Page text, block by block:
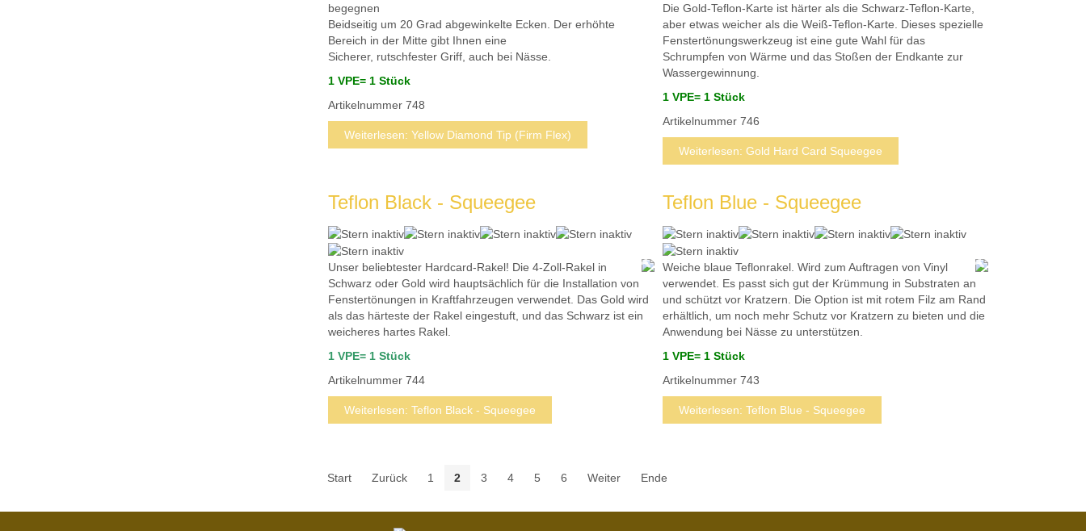
begegnen
Beidseitig um 20 Grad abgewinkelte Ecken.
Der erhöhte
Bereich in der Mitte gibt Ihnen eine
Sicherer, rutschfester Griff, auch bei Nässe.
1 VPE= 1 Stück
Artikelnummer 748
Weiterlesen: Yellow Diamond Tip (Firm Flex)
Die Gold-Teflon-Karte ist härter als die Schwarz-Teflon-Karte,
aber etwas weicher als die Weiß-Teflon-Karte.
Dieses spezielle
Fenstertönungswerkzeug ist eine gute Wahl für das
Schrumpfen von Wärme und das Stoßen der Endkante zur
Wassergewinnung.
1 VPE= 1 Stück
Artikelnummer 746
Weiterlesen: Gold Hard Card Squeegee
Teflon Black - Squeegee
Unser beliebtester Hardcard-Rakel! Die 4-Zoll-Rakel in
Schwarz oder Gold wird hauptsächlich für die Installation von
Fenstertönungen in Kraftfahrzeugen verwendet. Das Gold wird
als das härteste der Rakel eingestuft, und das Schwarz ist ein
weicheres hartes Rakel.
1 VPE= 1 Stück
Artikelnummer 744
Weiterlesen: Teflon Black - Squeegee
Teflon Blue - Squeegee
Weiche blaue Teflonrakel. Wird zum Auftragen von Vinyl
verwendet. Es passt sich gut der Krümmung in Substraten an
und schützt vor Kratzern.
Die Option ist mit rotem Filz am Rand
erhältlich, um noch mehr Schutz vor Kratzern zu bieten und die
Anwendung bei Nässe zu unterstützen.
1 VPE= 1 Stück
Artikelnummer 743
Weiterlesen: Teflon Blue - Squeegee
Start Zurück 1 2 3 4 5 6 Weiter Ende